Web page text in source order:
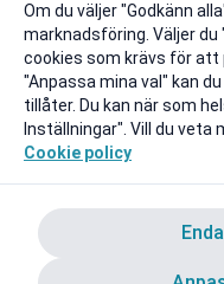
Om du väljer "Godkänn
marknadsföring. Väljer
cookies som krävs för
"Anpassa mina val" kan
tillåter. Du kan när som
Inställningar". Vill du veta
Cookie policy